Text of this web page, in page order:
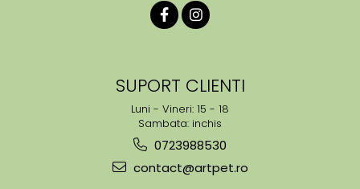
SUPORT CLIENTI
Luni - Vineri: 15 - 18
Sambata: inchis
0723988530
contact@artpet.ro